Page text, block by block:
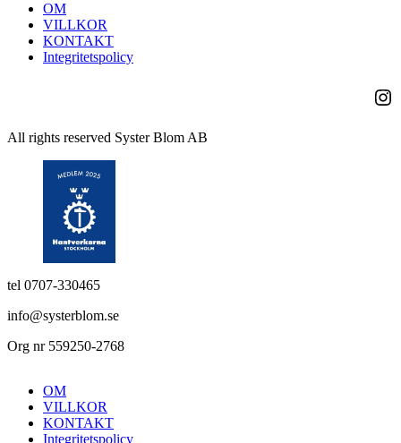
OM
VILLKOR
KONTAKT
Integritetspolicy
All rights reserved Syster Blom AB
tel 0707-330465
info@systerblom.se
Org nr 559250-2768
OM
VILLKOR
KONTAKT
Integritetspolicy